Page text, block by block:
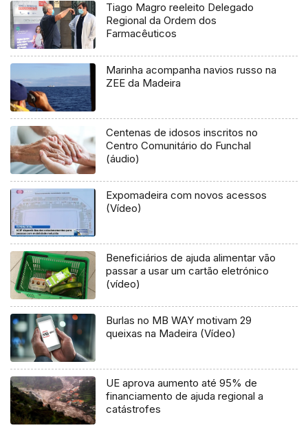
Tiago Magro reeleito Delegado
Regional da Ordem dos
Farmacêuticos
Marinha acompanha navios russo na
ZEE da Madeira
Centenas de idosos inscritos no
Centro Comunitário do Funchal
(áudio)
Expomadeira com novos acessos
(Vídeo)
Beneficiários de ajuda alimentar vão
passar a usar um cartão eletrónico
(vídeo)
Burlas no MB WAY motivam 29
queixas na Madeira (Vídeo)
UE aprova aumento até 95% de
financiamento de ajuda regional a
catástrofes